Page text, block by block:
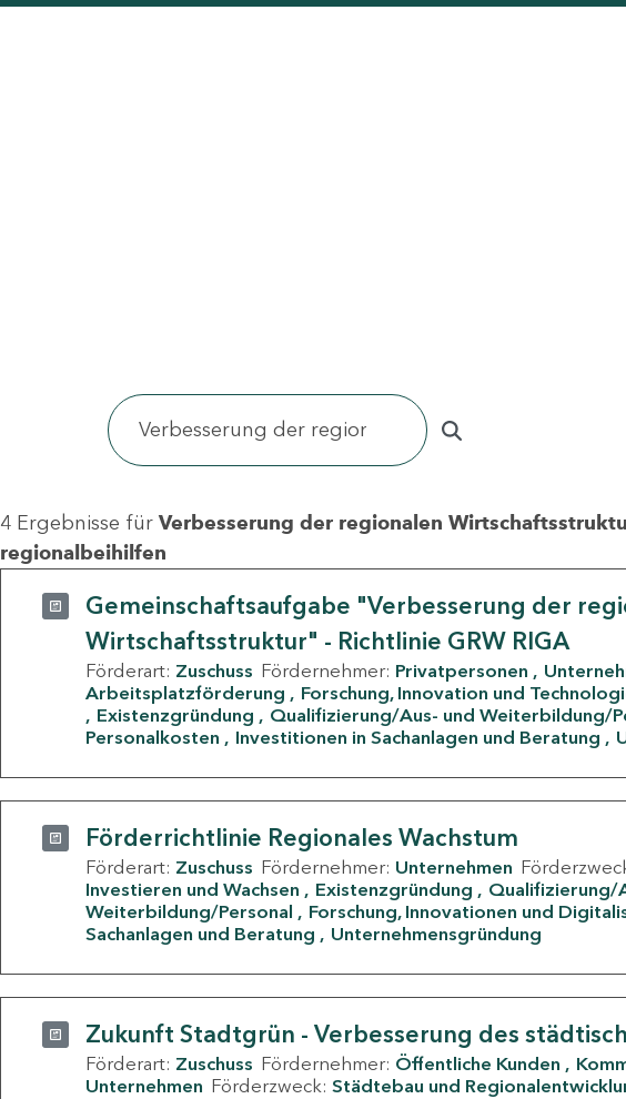
4 Ergebnisse für Verbesserung der regionalen
regionalbeihilfen
Gemeinschaftsaufgabe "Verbesserung der
Wirtschaftsstruktur" - Richtlinie GRW RIGA
Förderart: Zuschuss Fördernehmer: Privatpersonen
Arbeitsplatzförderung
Forschung, Innovation und
Existenzgründung
Qualifizierung/Aus- und Weiterbildung/
Personalkosten
Investitionen in Sachanlagen und Beratung
Förderrichtlinie Regionales Wachstum
Förderart: Zuschuss Fördernehmer: Unternehmen
Investieren und Wachsen
Existenzgründung
Qualifizierung/
Weiterbildung/Personal
Forschung, Innovationen und
Sachanlagen und Beratung
Unternehmensgründung
Zukunft Stadtgrün - Verbesserung des
Förderart: Zuschuss Fördernehmer: Öffentliche Kunden
Unternehmen Förderzweck: Städtebau und